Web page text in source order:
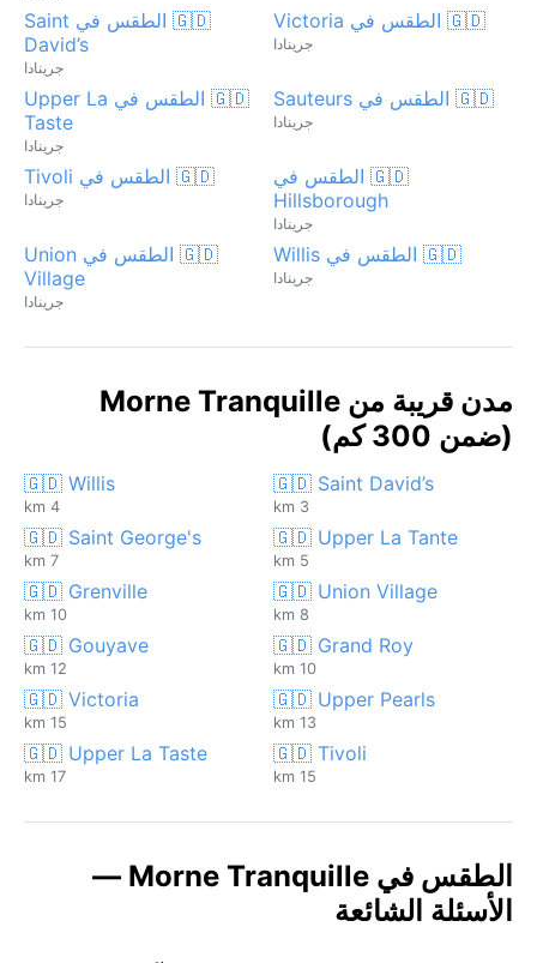
🇬🇩 الطقس في Victoria
جرينادا
🇬🇩 الطقس في Saint
David’s
جرينادا
🇬🇩 الطقس في Sauteurs
جرينادا
🇬🇩 الطقس في Upper La
Taste
جرينادا
🇬🇩 الطقس في
Hillsborough
جرينادا
🇬🇩 الطقس في Tivoli
جرينادا
🇬🇩 الطقس في Willis
جرينادا
🇬🇩 الطقس في Union
Village
جرينادا
مدن قريبة من Morne Tranquille
(ضمن 300 كم)
🇬🇩 Saint David’s
3 km
🇬🇩 Willis
4 km
🇬🇩 Upper La Tante
5 km
🇬🇩 Saint George's
7 km
🇬🇩 Union Village
8 km
🇬🇩 Grenville
10 km
🇬🇩 Grand Roy
10 km
🇬🇩 Gouyave
12 km
🇬🇩 Upper Pearls
13 km
🇬🇩 Victoria
15 km
🇬🇩 Tivoli
15 km
🇬🇩 Upper La Taste
17 km
الطقس في Morne Tranquille —
الأسئلة الشائعة